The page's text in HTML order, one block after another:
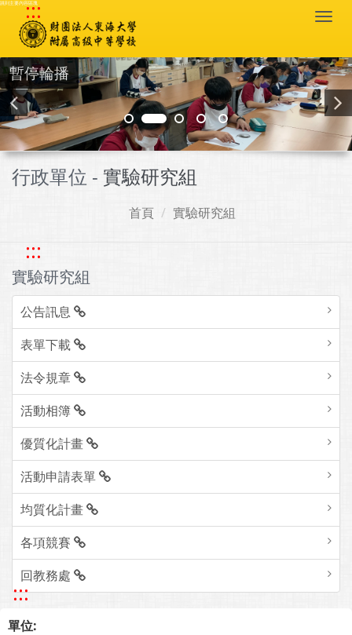
跳到主要內容區塊
:::
暫停輪播
行政單位 - 實驗研究組
首頁 實驗研究組
:::
實驗研究組
公告訊息
表單下載
法令規章
活動相簿
優質化計畫
活動申請表單
均質化計畫
各項競賽
回教務處
:::
單位: